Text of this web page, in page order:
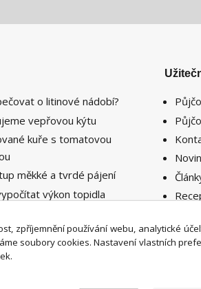
o litinové nádobí?
vepřovou kýtu
kuře s tomatovou
měkké a tvrdé pájení
výkon topidla
?
zpříjemnění používání webu, analytické
soubory cookies. Nastavení vlastních